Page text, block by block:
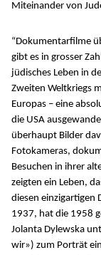
Miteinander von
“Dokumentarfilme
gibt es in grosser
jüdisches Leben in
Zweiten Weltkriegs
Europas – eine
die USA
überhaupt Bilder
Fotokameras,
Besuchen in ihrer
zeigten ein Leben,
diesen einzigartigen
1937, hat die 1958
Jolanta Dylewska
wir») zum Porträt